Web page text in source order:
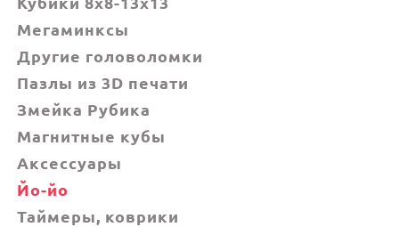
Мегаминксы
Другие головоломки
Пазлы из 3D печати
Змейка Рубика
Магнитные кубы
Аксессуары
Йо-йо
Таймеры, коврики